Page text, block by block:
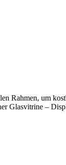
Rahmen, um
Glasvitrine –